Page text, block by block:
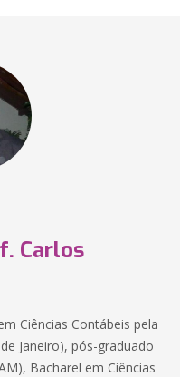
Carlos
Ciências Contábeis pela
Janeiro), pós-graduado
Bacharel em Ciências